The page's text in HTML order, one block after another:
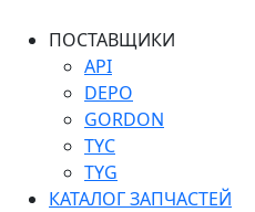
ПОСТАВЩИКИ
API
DEPO
GORDON
TYC
TYG
КАТАЛОГ ЗАПЧАСТЕЙ